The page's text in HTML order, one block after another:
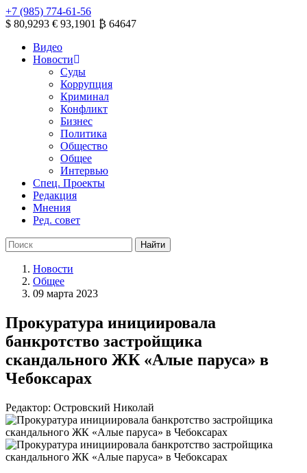
+7 (985) 774-61-56
$ 80,9293 € 93,1901 ₿ 64647
Видео
Новости
Суды
Коррупция
Криминал
Конфликт
Бизнес
Политика
Общество
Общее
Интервью
Спец. Проекты
Редакция
Мнения
Ред. совет
Новости
Общее
09 марта 2023
Прокуратура инициировала
банкротство застройщика
скандального ЖК «Алые паруса» в
Чебоксарах
Редактор: Островский Николай